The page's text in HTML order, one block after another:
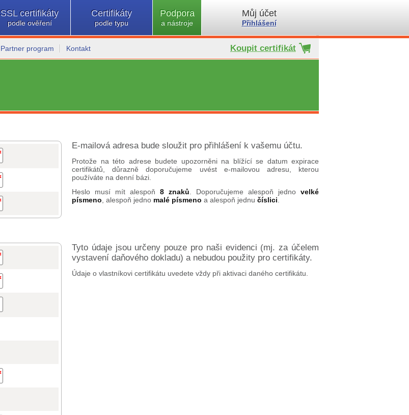
SSL certifikáty
podle ověření
Certifikáty
podle typu
Podpora
a nástroje
Můj účet
Přihlášení
Partner program Kontakt Koupit certifikát
E-mailová adresa bude sloužit pro přihlášení k vašemu účtu.
Protože na této adrese budete upozorněni na blížící se datum expirace
certifikátů, důrazně doporučujeme uvést e-mailovou adresu, kterou
používáte na denní bázi.
Heslo musí mít alespoň 8 znaků . Doporučujeme alespoň jedno velké
písmeno , alespoň jedno malé písmeno a alespoň jednu číslici
Tyto údaje jsou určeny pouze pro naši evidenci (mj. za účelem
vystavení daňového dokladu) a nebudou použity pro certifikáty.
Údaje o vlastníkovi certifikátu uvedete vždy při aktivaci daného certifikátu.